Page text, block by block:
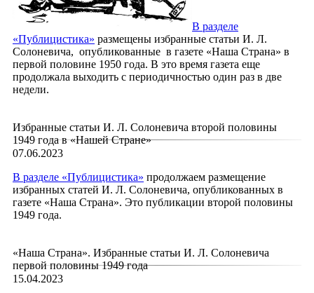
В разделе
«Публицистика» размещены избранные статьи И. Л.
Солоневича, опубликованные в газете «Наша Страна» в
первой половине 1950 года. В это время газета еще
продолжала выходить с периодичностью один раз в две
недели.
Избранные статьи И. Л. Солоневича второй половины
1949 года в «Нашей Стране»
07.06.2023
В разделе «Публицистика» продолжаем размещение
избранных статей И. Л. Солоневича, опубликованных в
газете «Наша Страна». Это публикации второй половины
1949 года.
«Наша Страна». Избранные статьи И. Л. Солоневича
первой половины 1949 года
15.04.2023